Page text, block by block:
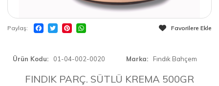
Paylaş Favorilere Ekle
Ürün Kodu 01-04-002-0020 Marka Fındık Bahçem
FINDIK PARÇ. SÜTLÜ KREMA 500GR